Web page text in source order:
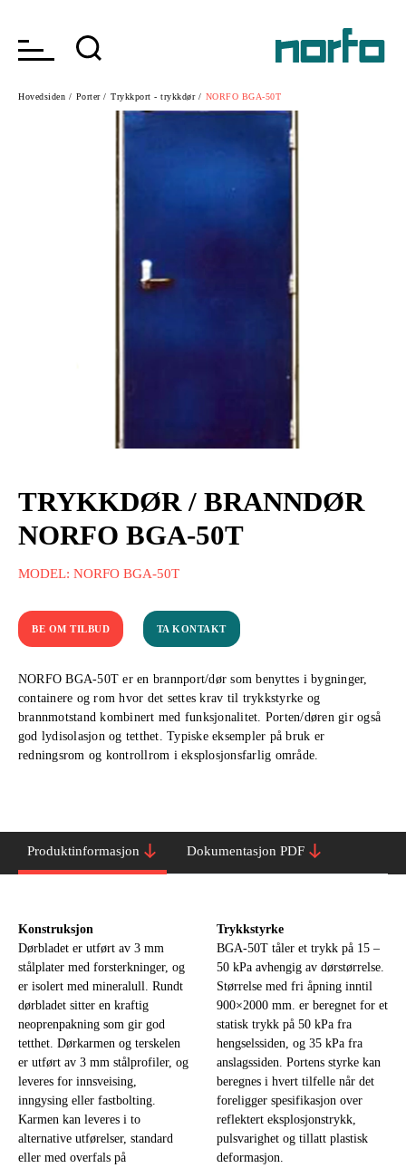
Hovedsiden / Porter / Trykkport - trykkdør / NORFO BGA-50T
TRYKKDØR / BRANNDØR
NORFO BGA-50T
MODEL: NORFO BGA-50T
BE OM TILBUD TA KONTAKT
NORFO BGA-50T er en brannport/dør som benyttes i bygninger,
containere og rom hvor det settes krav til trykkstyrke og
brannmotstand kombinert med funksjonalitet. Porten/døren gir også
god lydisolasjon og tetthet. Typiske eksempler på bruk er
redningsrom og kontrollrom i eksplosjonsfarlig område.
Produktinformasjon Dokumentasjon PDF
Konstruksjon
Dørbladet er utført av 3 mm
stålplater med forsterkninger, og
er isolert med mineralull. Rundt
dørbladet sitter en kraftig
neoprenpakning som gir god
tetthet. Dørkarmen og terskelen
er utført av 3 mm stålprofiler, og
leveres for innsveising,
inngysing eller fastbolting.
Karmen kan leveres i to
alternative utførelser, standard
eller med overfals på
Trykkstyrke
BGA-50T tåler et trykk på 15 –
50 kPa avhengig av dørstørrelse.
Størrelse med fri åpning inntil
900×2000 mm. er beregnet for et
statisk trykk på 50 kPa fra
hengselssiden, og 35 kPa fra
anslagssiden. Portens styrke kan
beregnes i hvert tilfelle når det
foreligger spesifikasjon over
reflektert eksplosjonstrykk,
pulsvarighet og tillatt plastisk
deformasjon.